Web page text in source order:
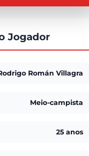
Jogador
Román Villagra
Meio-campista
25 anos